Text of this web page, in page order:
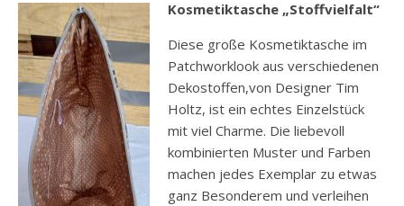
Kosmetiktasche „Stoffvielfalt“
Diese große Kosmetiktasche im
Patchworklook aus verschiedenen
Dekostoffen,von Designer Tim
Holtz, ist ein echtes Einzelstück
mit viel Charme. Die liebevoll
kombinierten Muster und Farben
machen jedes Exemplar zu etwas
ganz Besonderem und verleihen